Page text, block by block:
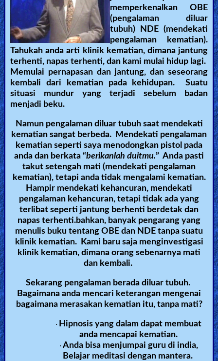
memperkenalkan OBE
(pengalaman diluar
tubuh) NDE (mendekati
pengalaman kematian).
Tahukah anda arti klinik kematian, dimana jantung
terhenti, napas terhenti, dan kami mulai hidup lagi.
Memulai pernapasan dan jantung, dan seseorang
kembali dari kematian pada kehidupan. Suatu
situasi mundur yang terjadi sebelum badan
menjadi beku.
Namun pengalaman diluar tubuh saat mendekati
kematian sangat berbeda. Mendekati pengalaman
kematian seperti saya menodongkan pistol pada
anda dan berkata “berikanlah duitmu.” Anda pasti
takut setengah mati (mendekati pengalaman
kematian), tetapi anda tidak mengalami kematian.
Hampir mendekati kehancuran, mendekati
pengalaman kehancuran, tetapi tidak ada yang
terlibat seperti jantung berhenti berdetak dan
napas terhenti.bahkan, banyak pengarang yang
menulis buku tentang OBE dan NDE tanpa suatu
klinik kematian. Kami baru saja menginvestigasi
klinik kematian, dimana orang sebenarnya mati
dan kembali.
Sekarang pengalaman berada diluar tubuh.
Bagaimana anda mencari keterangan mengenai
bagaimana merasakan kematian itu, tanpa mati?
· Hipnosis yang dalam dapat membuat
anda mencapai kematian.
· Anda bisa menjumpai guru di india,
Belajar meditasi dengan mantera.